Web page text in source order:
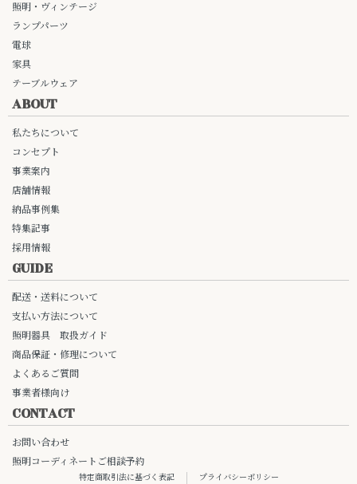
照明・ヴィンテージ
ランプパーツ
電球
家具
テーブルウェア
ABOUT
私たちについて
コンセプト
事業案内
店舗情報
納品事例集
特集記事
採用情報
GUIDE
配送・送料について
支払い方法について
照明器具 取扱ガイド
商品保証・修理について
よくあるご質問
事業者様向け
CONTACT
お問い合わせ
照明コーディネートご相談予約
特定商取引法に基づく表記 プライバシーポリシー